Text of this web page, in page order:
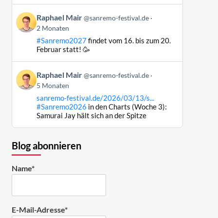
Beitrag
von
Raphael
Bluesky
ansehen
Raphael Mair @sanremo-festival.de
2 Monaten
#Sanremo2027findet vom 16. bis zum 20.
Februar statt! 🥳
Beitrag
von
Raphael
Raphael Mair @sanremo-festival.de
5 Monaten
sanremo-festival.de/2026/03/13/s...
#Sanremo2026 in den Charts (Woche 3):
Samurai Jay hält sich an der Spitze
Blog abonnieren
Name*
E-Mail-Adresse*